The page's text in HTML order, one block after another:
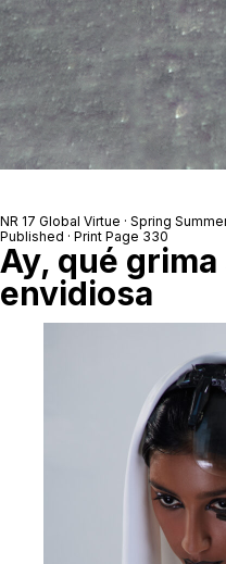
NR 17 Global Virtue · Spring
Published · Print Page 330
Ay, qué
envidiosa